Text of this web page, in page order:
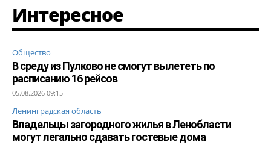
Интересное
Общество
В среду из Пулково не смогут вылететь по
расписанию 16 рейсов
05.08.2026 09:15
Ленинградская область
Владельцы загородного жилья в Ленобласти
могут легально сдавать гостевые дома